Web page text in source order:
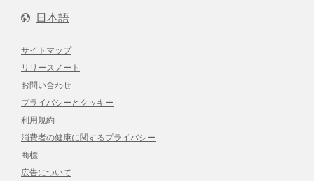
日本語
サイトマップ
リリースノート
お問い合わせ
プライバシーとクッキー
利用規約
消費者の健康に関するプライバシー
商標
広告について